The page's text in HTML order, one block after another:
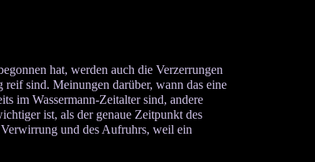
hat, werden auch die Verzerrungen
sind. Meinungen darüber, wann das eine
im Wassermann-Zeitalter sind, andere
ist, als der genaue Zeitpunkt des
und des Aufruhrs, weil ein